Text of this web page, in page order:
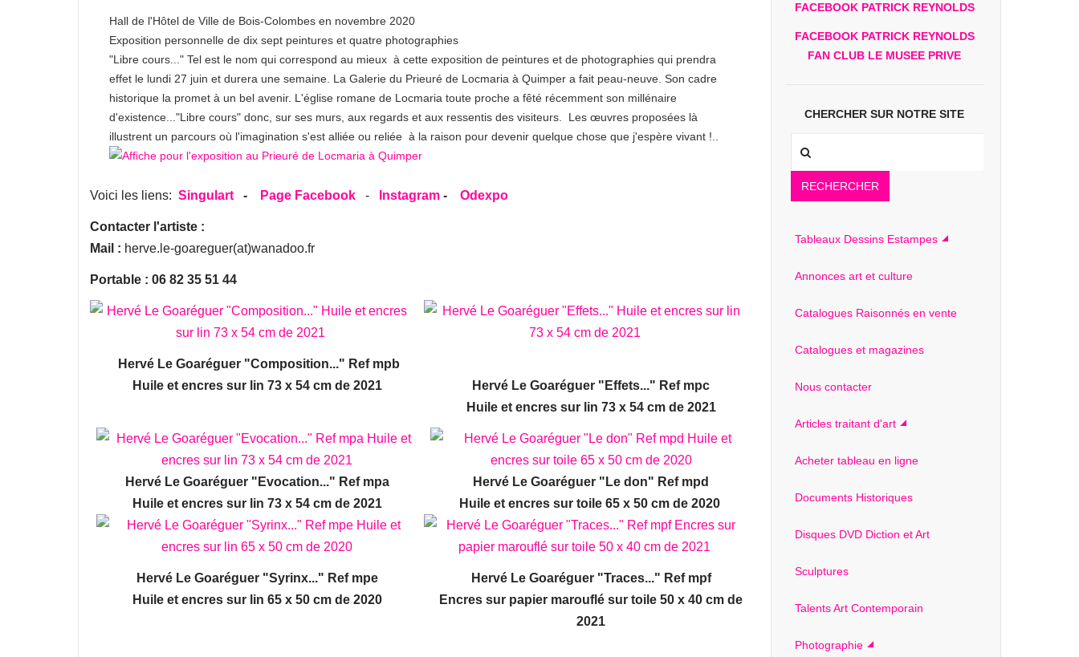
Hall de l'Hôtel de Ville de Bois-Colombes en novembre 2020
Exposition personnelle de dix sept peintures et quatre photographies
"Libre cours..." Tel est le nom qui correspond au mieux à cette exposition de peintures et de photographies qui prendra
effet le lundi 27 juin et durera une semaine. La Galerie du Prieuré de Locmaria à Quimper a fait peau-neuve. Son cadre
historique la promet à un bel avenir. L'église romane de Locmaria toute proche a fêté récemment son millénaire
d'existence..."Libre cours" donc, sur ses murs, aux regards et aux ressentis des visiteurs. Les œuvres proposées là
illustrent un parcours où l'imagination s'est alliée ou reliée à la raison pour devenir quelque chose que j'espère vivant !..
Voici les liens: Singulart - Page Facebook - Instagram - Odexpo
Contacter l'artiste :
Mail : herve.le-goareguer(at)wanadoo.fr
Portable : 06 82 35 51 44
Hervé Le Goaréguer "Composition..." Ref mpb
Huile et encres sur lin 73 x 54 cm de 2021
Hervé Le Goaréguer "Effets..." Ref mpc
Huile et encres sur lin 73 x 54 cm de 2021
Hervé Le Goaréguer "Evocation..." Ref mpa
Huile et encres sur lin 73 x 54 cm de 2021
Hervé Le Goaréguer "Le don" Ref mpd
Huile et encres sur toile 65 x 50 cm de 2020
Hervé Le Goaréguer "Syrinx..." Ref mpe
Huile et encres sur lin 65 x 50 cm de 2020
Hervé Le Goaréguer "Traces..." Ref mpf
Encres sur papier marouflé sur toile 50 x 40 cm de
2021
FACEBOOK PATRICK REYNOLDS
FACEBOOK PATRICK REYNOLDS
FAN CLUB LE MUSEE PRIVE
CHERCHER SUR NOTRE SITE
RECHERCHER
Tableaux Dessins Estampes
Annonces art et culture
Catalogues Raisonnés en vente
Catalogues et magazines
Nous contacter
Articles traitant d'art
Acheter tableau en ligne
Documents Historiques
Disques DVD Diction et Art
Sculptures
Talents Art Contemporain
Photographie